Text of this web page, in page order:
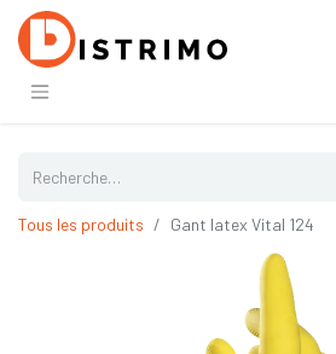
Tous les produits Gant latex Vital 124